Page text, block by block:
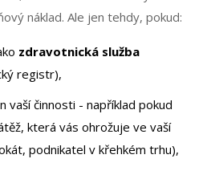
náklad. Ale jen tehdy, pokud:
zdravotnická služba
registr),
vaší činnosti - například pokud
která vás ohrožuje ve vaší
podnikatel v křehkém trhu),